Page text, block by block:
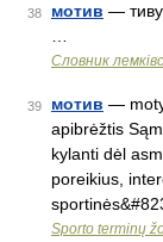
38 мотив —
Словник
39 мотив —
apibrėžtis
kylanti dėl
poreikius,
Sporto terminų